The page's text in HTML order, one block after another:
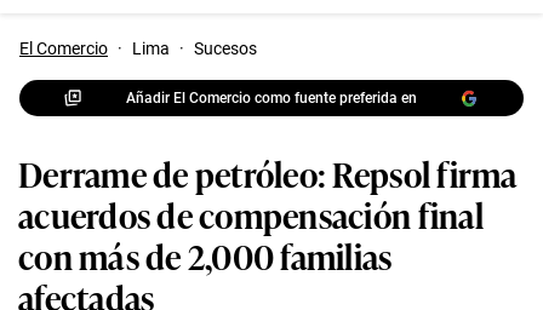
El Comercio · Lima · Sucesos
Añadir El Comercio como fuente preferida en
Derrame de petróleo: Repsol firma
acuerdos de compensación final
con más de 2,000 familias
afectadas